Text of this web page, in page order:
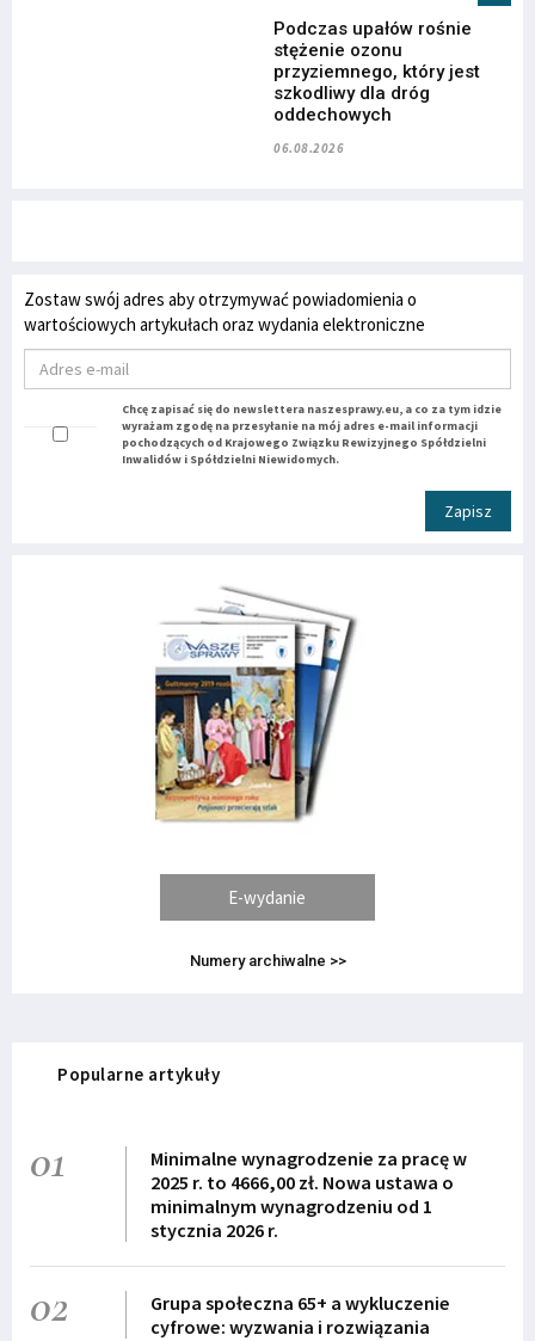
Podczas upałów rośnie
stężenie ozonu
przyziemnego, który jest
szkodliwy dla dróg
oddechowych
06.08.2026
Zostaw swój adres aby otrzymywać powiadomienia o
wartościowych artykułach oraz wydania elektroniczne
Chcę zapisać się do newslettera naszesprawy.eu, a co za tym idzie
wyrażam zgodę na przesyłanie na mój adres e-mail informacji
pochodzących od Krajowego Związku Rewizyjnego Spółdzielni
Inwalidów i Spółdzielni Niewidomych.
Zapisz
E-wydanie
Numery archiwalne >>
Popularne artykuły
01
Minimalne wynagrodzenie za pracę w
2025 r. to 4666,00 zł. Nowa ustawa o
minimalnym wynagrodzeniu od 1
stycznia 2026 r.
02
Grupa społeczna 65+ a wykluczenie
cyfrowe: wyzwania i rozwiązania